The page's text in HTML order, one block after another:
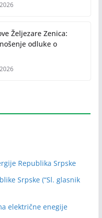
Željezare Zenica:
odluke o
Republika Srpske
Srpske (“Sl. glasnik
električne enegije